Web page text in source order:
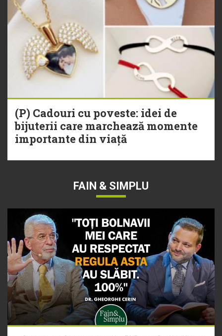
(P) Cadouri cu poveste: idei de
bijuterii care marchează momente
importante din viață
FAIN & SIMPLU